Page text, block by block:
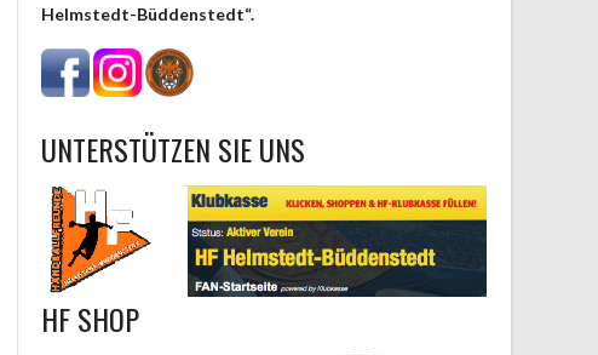
Helmstedt-Büddenstedt“.
UNTERSTÜTZEN SIE UNS
HF SHOP